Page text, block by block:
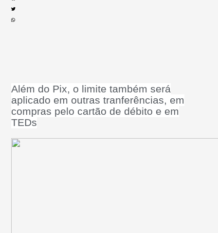
Além do Pix, o limite também será
aplicado em outras tranferências, em
compras pelo cartão de débito e em
TEDs